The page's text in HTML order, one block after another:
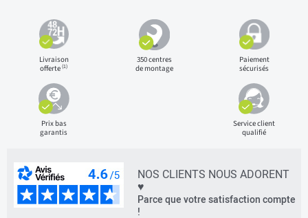
Livraison
offerte(1)
350 centres
de montage
Paiement
sécurisés
Prix bas
garantis
Service client
qualifié
NOS CLIENTS NOUS ADORENT
♥
Parce que votre satisfaction compte
!